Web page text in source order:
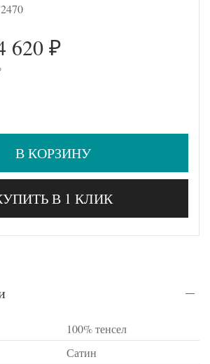
620 ₽
В КОРЗИНУ
В 1 КЛИК
100% тенсел
Сатин